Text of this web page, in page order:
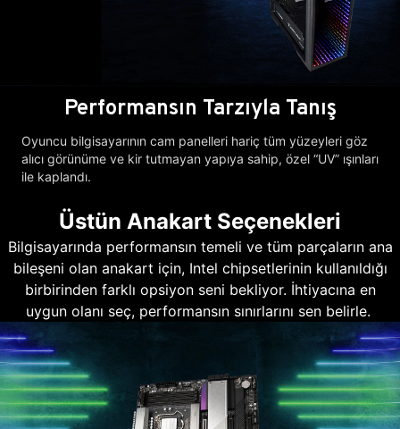
Performansın Tarzıyla Tanış
Oyuncu bilgisayarının cam panelleri hariç tüm yüzeyleri göz
alıcı görünüme ve kir tutmayan yapıya sahip, özel “UV” ışınları
ile kaplandı.
Üstün Anakart Seçenekleri
Bilgisayarında performansın temeli ve tüm parçaların ana
bileşeni olan anakart için, Intel chipsetlerinin kullanıldığı
birbirinden farklı opsiyon seni bekliyor. İhtiyacına en
uygun olanı seç, performansın sınırlarını sen belirle.